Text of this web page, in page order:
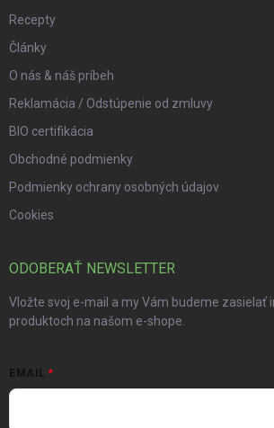
Recepty
Články
O nás & náš príbeh
Reklamácia / Odstúpenie od zmluvy
BIO certifikácia
Obchodné podmienky
Podmienky ochrany osobných údajov
Cookies
ODOBERAŤ NEWSLETTER
Vložte svoj e-mail a my Vám budeme zasielať
produktoch na našom e-shope.
EMAIL